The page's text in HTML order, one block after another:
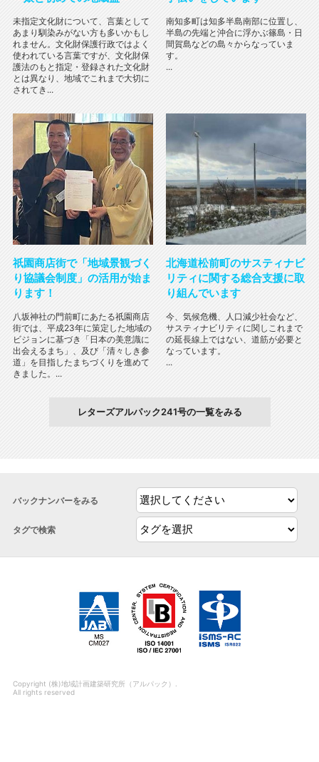
未指定文化財について、言葉として
あまり馴染みがない方も多いかもし
れません。文化財保護行政ではよく
使われている言葉ですが、文化財保
護法のもと指定・登録された文化財
とは異なり、地域でこれまで大切に
されてき...
南知多町は知多半島南部に位置し、
半島の先端と沖合に浮かぶ篠島・日
間賀島などの島々からなっていま
す。
...
祇園商店街で「地域景観づく
り協議会制度」の活用が始ま
ります！
八坂神社の門前町にあたる祇園商店
街では、平成23年に策定した地域の
ビジョンに基づき「日本の美意識に
出会えるまち」、及び「清々しき参
道」を目指したまちづくりを進めて
きました。...
北海道松前町のサスティナビ
リティに関する総合支援に取
り組んでいます
今、気候危機、人口減少社会など、
サスティナビリティに関しこれまで
の延長線上ではない、道筋が必要と
なっています。
...
レターズアルパック241号の一覧をみる
バックナンバーをみる
タグで検索
Copyright (株)地域計画建築研究所（アルパック）.
All rights reserved